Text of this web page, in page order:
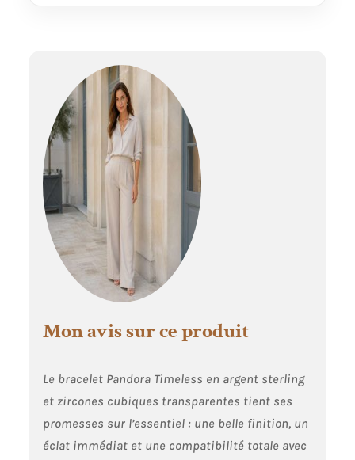
Mon avis sur ce produit
Le bracelet Pandora Timeless en argent sterling
et zircones cubiques transparentes tient ses
promesses sur l’essentiel : une belle finition, un
éclat immédiat et une compatibilité totale avec